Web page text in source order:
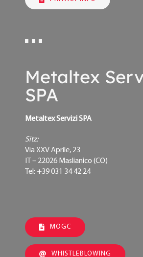
Metaltex
SPA
Metaltex Servizi SPA
Sitz:
Via XXV Aprile, 23
IT – 22026 Maslianico (CO)
Tel: +39 031 34 42 24
MOGC
WHISTLEBLOWING